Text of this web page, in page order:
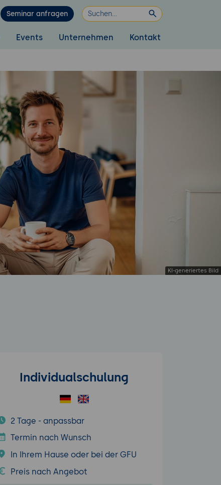
Seminar anfragen
Events Unternehmen Kontakt
Individualschulung
2 Tage - anpassbar
Termin nach Wunsch
In Ihrem Hause oder bei der GFU
Preis nach Angebot